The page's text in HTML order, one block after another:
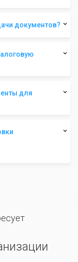
документов?
для